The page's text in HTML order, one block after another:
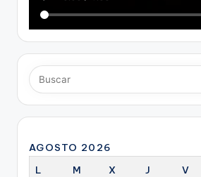
AGOSTO 2026
L
M X J V